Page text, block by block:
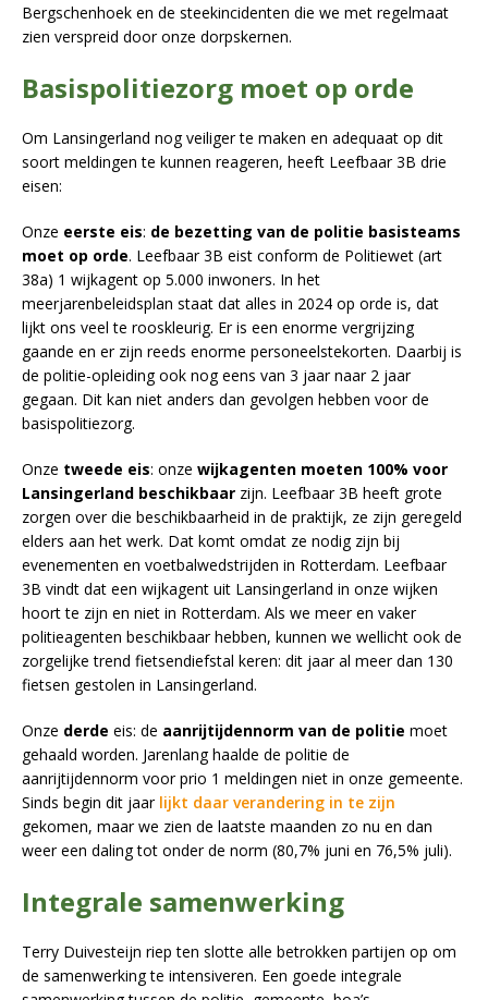
Bergschenhoek en de steekincidenten die we met regelmaat
zien verspreid door onze dorpskernen.
Basispolitiezorg moet op orde
Om Lansingerland nog veiliger te maken en adequaat op dit
soort meldingen te kunnen reageren, heeft Leefbaar 3B drie
eisen:
Onze eerste eis: de bezetting van de politie basisteams
moet op orde. Leefbaar 3B eist conform de Politiewet (art
38a) 1 wijkagent op 5.000 inwoners. In het
meerjarenbeleidsplan staat dat alles in 2024 op orde is, dat
lijkt ons veel te rooskleurig. Er is een enorme vergrijzing
gaande en er zijn reeds enorme personeelstekorten. Daarbij is
de politie-opleiding ook nog eens van 3 jaar naar 2 jaar
gegaan. Dit kan niet anders dan gevolgen hebben voor de
basispolitiezorg.
Onze tweede eis: onze wijkagenten moeten 100% voor
Lansingerland beschikbaar zijn. Leefbaar 3B heeft grote
zorgen over die beschikbaarheid in de praktijk, ze zijn geregeld
elders aan het werk. Dat komt omdat ze nodig zijn bij
evenementen en voetbalwedstrijden in Rotterdam. Leefbaar
3B vindt dat een wijkagent uit Lansingerland in onze wijken
hoort te zijn en niet in Rotterdam. Als we meer en vaker
politieagenten beschikbaar hebben, kunnen we wellicht ook de
zorgelijke trend fietsendiefstal keren: dit jaar al meer dan 130
fietsen gestolen in Lansingerland.
Onze derde eis: de aanrijtijdennorm van de politie moet
gehaald worden. Jarenlang haalde de politie de
aanrijtijdennorm voor prio 1 meldingen niet in onze gemeente.
Sinds begin dit jaar lijkt daar verandering in te zijn
gekomen, maar we zien de laatste maanden zo nu en dan
weer een daling tot onder de norm (80,7% juni en 76,5% juli).
Integrale samenwerking
Terry Duivesteijn riep ten slotte alle betrokken partijen op om
de samenwerking te intensiveren. Een goede integrale